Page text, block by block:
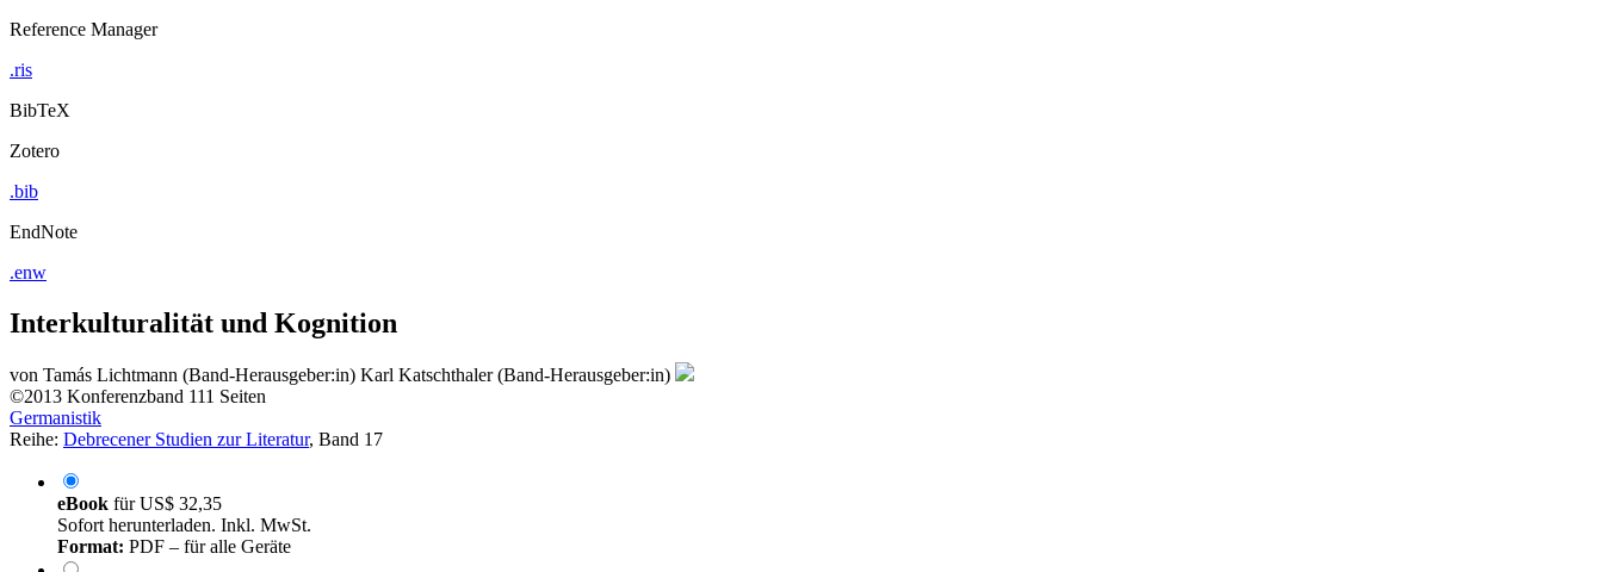
Reference Manager
.ris
BibTeX
Zotero
.bib
EndNote
.enw
Interkulturalität und Kognition
von Tamás Lichtmann (Band-Herausgeber:in) Karl Katschthaler (Band-Herausgeber:in)
©2013 Konferenzband 111 Seiten
Germanistik
Reihe: Debrecener Studien zur Literatur, Band 17
eBook fürUS$ 32,35
Sofort herunterladen. Inkl. MwSt.
Format: PDF – für alle Geräte